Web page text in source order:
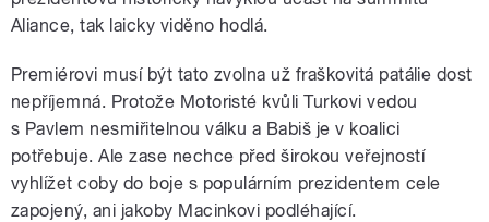
Aliance, tak laicky viděno hodlá.
Premiérovi musí být tato zvolna už fraškovitá patálie dost
nepříjemná. Protože Motoristé kvůli Turkovi vedou
s Pavlem nesmiřitelnou válku a Babiš je v koalici
potřebuje. Ale zase nechce před širokou veřejností
vyhlížet coby do boje s populárním prezidentem cele
zapojený, ani jakoby Macinkovi podléhající.